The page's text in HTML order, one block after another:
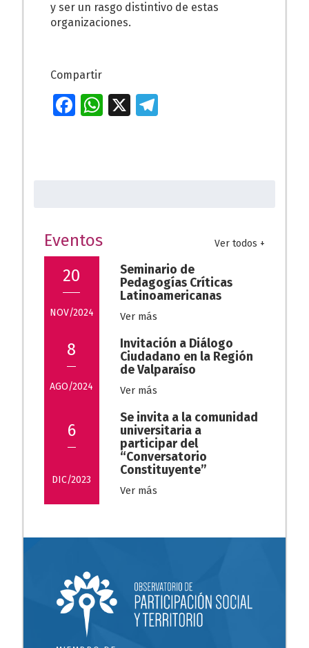
y ser un rasgo distintivo de estas
organizaciones.
Compartir
Fa
W
p
X
Eventos Ver todos +
20
NOV/2024
Seminario de
Pedagogías Críticas
Latinoamericanas
Ver más
8
AGO/2024
Invitación a Diálogo
Ciudadano en la Región
de Valparaíso
Ver más
6
DIC/2023
Se invita a la comunidad
universitaria a
participar del
“Conversatorio
Constituyente”
Ver más